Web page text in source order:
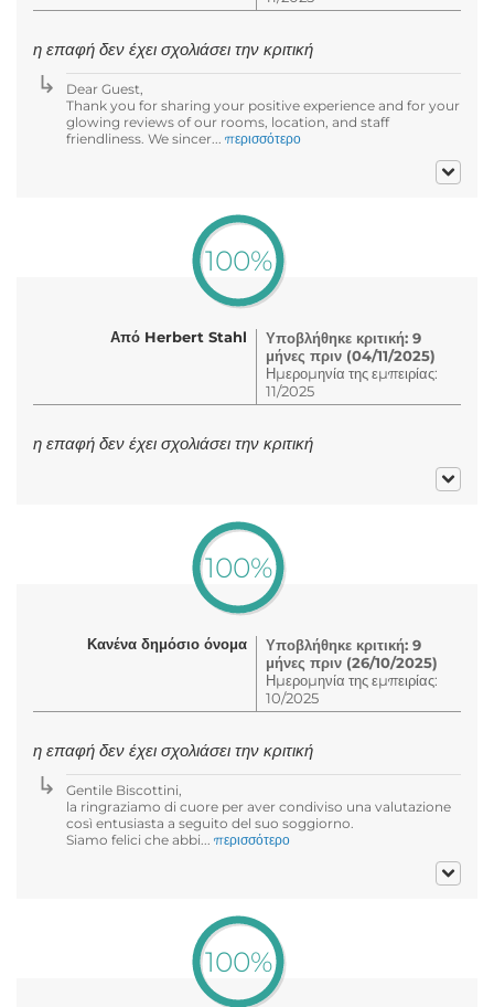
η επαφή δεν έχει σχολιάσει την κριτική
Dear Guest,
Thank you for sharing your positive experience and for your
glowing reviews of our rooms, location, and staff
friendliness. We sincer... περισσότερο
100%
Από Herbert Stahl
Υποβλήθηκε κριτική: 9
μήνες πριν (04/11/2025)
Ημερομηνία της εμπειρίας:
11/2025
η επαφή δεν έχει σχολιάσει την κριτική
100%
Κανένα δημόσιο όνομα
Υποβλήθηκε κριτική: 9
μήνες πριν (26/10/2025)
Ημερομηνία της εμπειρίας:
10/2025
η επαφή δεν έχει σχολιάσει την κριτική
Gentile Biscottini,
la ringraziamo di cuore per aver condiviso una valutazione
così entusiasta a seguito del suo soggiorno.
Siamo felici che abbi... περισσότερο
100%